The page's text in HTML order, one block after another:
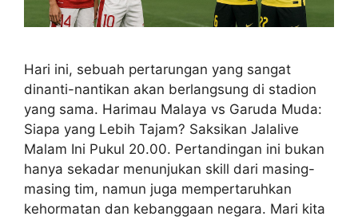
Hari ini, sebuah pertarungan yang sangat
dinanti-nantikan akan berlangsung di stadion
yang sama. Harimau Malaya vs Garuda Muda:
Siapa yang Lebih Tajam? Saksikan Jalalive
Malam Ini Pukul 20.00. Pertandingan ini bukan
hanya sekadar menunjukan skill dari masing-
masing tim, namun juga mempertaruhkan
kehormatan dan kebanggaan negara. Mari kita